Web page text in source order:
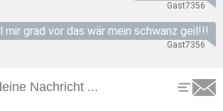
Gast7356
mir grad vor das wär mein schwanz geil!!!
Gast7356